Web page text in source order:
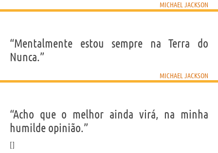
Estripador, um assassino, essa não seria uma boa
Compartilhe Tweet
CONTEÚDOS
MICHAEL JACKSON
“Mentalmente estou sempre na Terra do
Nunca.”
MICHAEL JACKSON
“Acho que o melhor ainda virá, na minha
humilde opinião.”